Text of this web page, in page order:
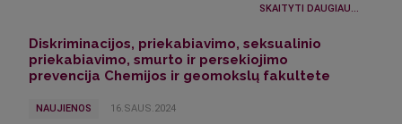
SKAITYTI DAUGIAU...
Diskriminacijos, priekabiavimo, seksualinio
priekabiavimo, smurto ir persekiojimo
prevencija Chemijos ir geomokslų fakultete
NAUJIENOS 16.SAUS.2024